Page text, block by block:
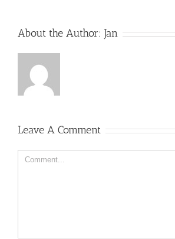
About the Author: Jan
Leave A Comment
Comment